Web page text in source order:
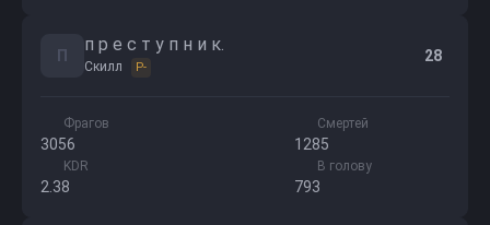
П
п р е с т у п н и к.
Скилл P-
28
Фрагов
3056
Смертей
1285
KDR
2.38
В голову
793